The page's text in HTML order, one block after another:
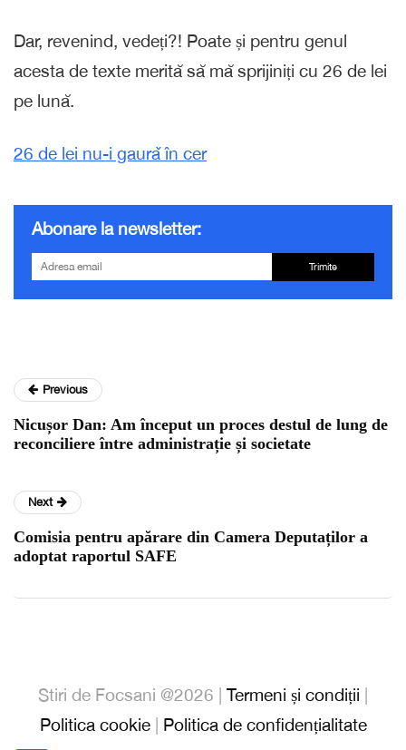
Dar, revenind, vedeți?! Poate și pentru genul
acesta de texte merită să mă sprijiniți cu 26 de lei
pe lună.
26 de lei nu-i gaurǎ în cer
Abonare la newsletter:
Trimite
Previous
Nicușor Dan: Am început un proces destul de lung de
reconciliere între administrație și societate
Next
Comisia pentru apărare din Camera Deputaților a
adoptat raportul SAFE
Stiri de Focsani @2026 | Termeni și condiții |
Politica cookie| Politica de confidențialitate